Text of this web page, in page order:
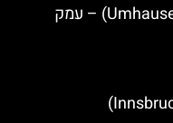
מסעדות מומלצות באומהאוזן (Umhausen) – עמק